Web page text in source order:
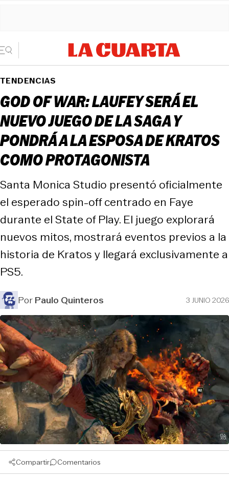
TENDENCIAS
GOD OF WAR: LAUFEY SERÁ EL
NUEVO JUEGO DE LA SAGA Y
PONDRÁ A LA ESPOSA DE KRATOS
COMO PROTAGONISTA
Santa Monica Studio presentó oficialmente
el esperado spin-off centrado en Faye
durante el State of Play. El juego explorará
nuevos mitos, mostrará eventos previos a la
historia de Kratos y llegará exclusivamente a
PS5.
PorPaulo Quinteros 3 JUNIO 2026
Compartir Comentarios